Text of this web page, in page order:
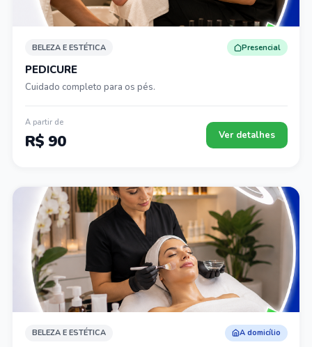
BELEZA E ESTÉTICA Presencial
PEDICURE
Cuidado completo para os pés.
A partir de
R$ 90 Ver detalhes
BELEZA E ESTÉTICA A domicílio